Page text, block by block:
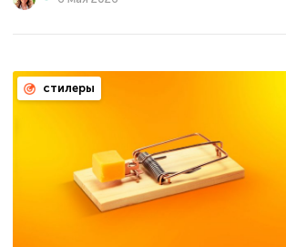
стилеры